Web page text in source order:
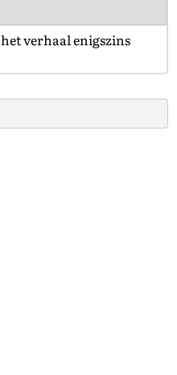
verhaal enigszins